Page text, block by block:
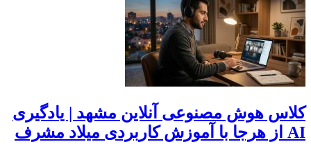
کلاس هوش مصنوعی آنلاین مشهد | یادگیری
AI از هرجا با آموزش کاربردی میلاد مشرف